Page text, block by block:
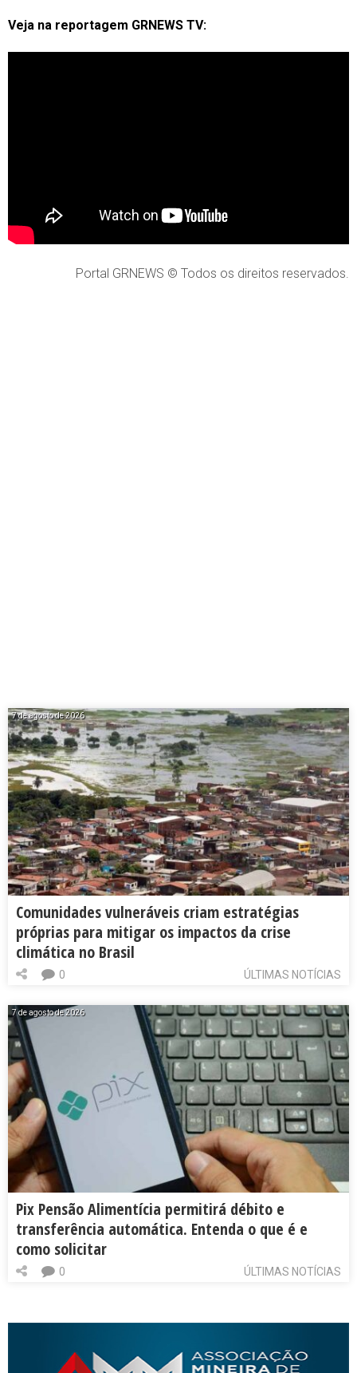
Veja na reportagem GRNEWS TV:
Portal GRNEWS © Todos os direitos reservados.
7 de agosto de 2026
Comunidades vulneráveis criam estratégias
próprias para mitigar os impactos da crise
climática no Brasil
ÚLTIMAS NOTÍCIAS
0
7 de agosto de 2026
Pix Pensão Alimentícia permitirá débito e
transferência automática. Entenda o que é e
como solicitar
ÚLTIMAS NOTÍCIAS
0